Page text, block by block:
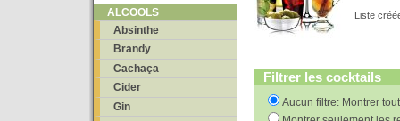
ALCOOLS
Absinthe
Brandy
Cachaça
Cider
Gin
Liste
Filtrer les cocktails
Aucun filtre: Montrer